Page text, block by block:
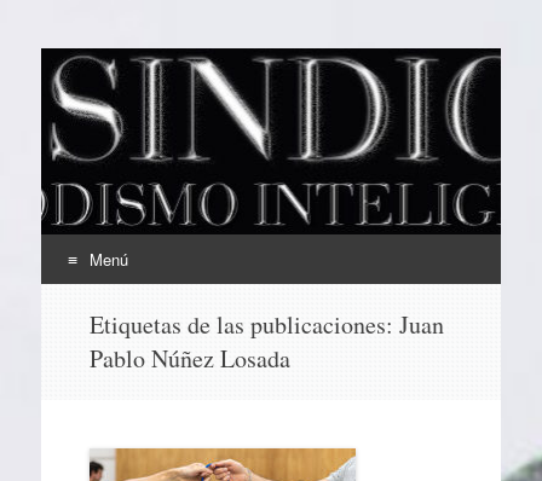
EL SINDICAL
Periodismo Inteligente
Menú
contenido
Etiquetas de las publicaciones: Juan
Pablo Núñez Losada